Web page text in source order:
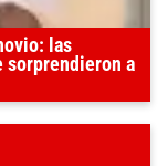
las
sorprendieron a